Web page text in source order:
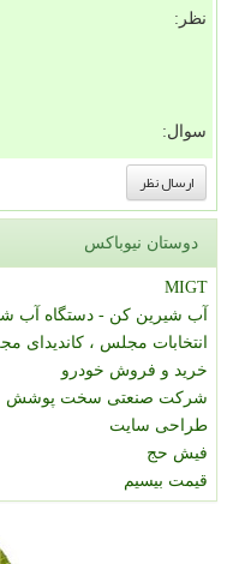
نظر:
سوال:
دوستان نیوباکس
MIGT
آب شیرین کن - دستگاه آب
انتخابات مجلس ، کاندیدای
خرید و فروش خودرو
شرکت صنعتی سخت پوشش
طراحی سایت
فیش حج
قیمت بیسیم